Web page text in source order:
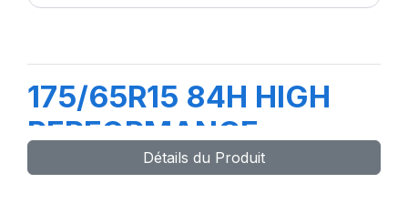
175/65R15 84H HIGH
PERFORMANCE
Détails du Produit